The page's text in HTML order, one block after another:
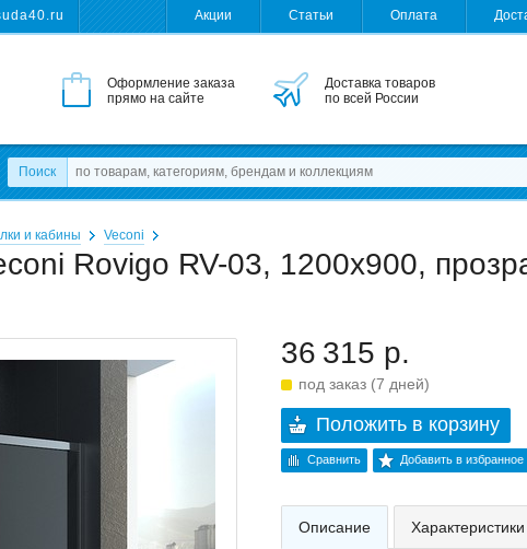
Акции Статьи Оплата
Оформление заказа
прямо на сайте
Доставка товаров
по всей России
Поиск
и кабины Veconi
Rovigo RV-03, 1200x900,
36 315 р.
под заказ (7 дней)
Положить в корзину
Сравнить Добавить в избранное
Описание Характеристики